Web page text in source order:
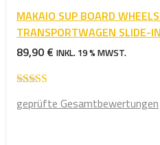
MAKAIO SUP BOARD
TRANSPORTWAGEN SLIDE-
89,90 € INKL. 19 % MWST.
5.00von 5
geprüfte Gesamtbewertungen